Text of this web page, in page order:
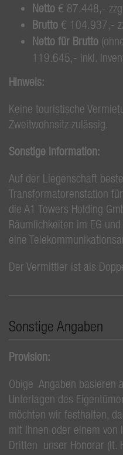
Netto € 87.448,-
Brutto € 104.937,-
Netto für Brutto
119.645,- inkl.
Hinweis:
Keine touristische
Zweitwohnsitz zulässig.
Sonstige Information:
Auf der Liegenschaft
Transformatorenstation
die A1 Towers Holding
Räumlichkeiten im EG und
eine
Der Vermittler ist als
Sonstige Angaben
Provision:
Obige Angaben basieren
Unterlagen des
möchten wir festhalten,
mit Ihnen oder einem von
Dritten unser Honorar (lt.